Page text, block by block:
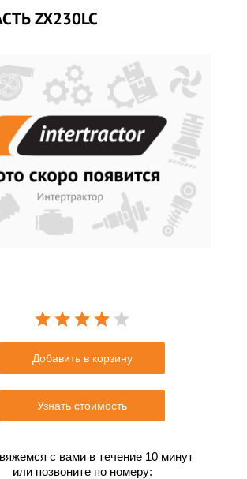
ZX230LC
Добавить в корзину
Узнать стоимость
с вами в течение 10 минут
или позвоните по номеру: